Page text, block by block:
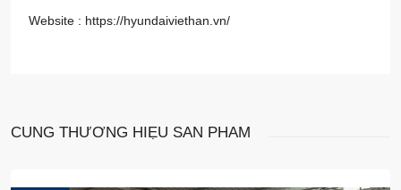
Website : https://hyundaiviethan.vn/
CÙNG THƯƠNG HIỆU SẢN PHẨM